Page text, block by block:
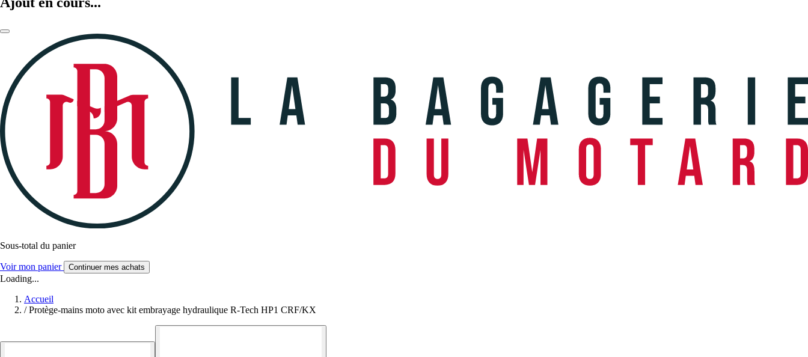
Sous-total du panier
Voir mon panier Continuer mes achats
Loading...
Accueil
/ Protège-mains moto avec kit embrayage hydraulique R-Tech HP1 CRF/KX